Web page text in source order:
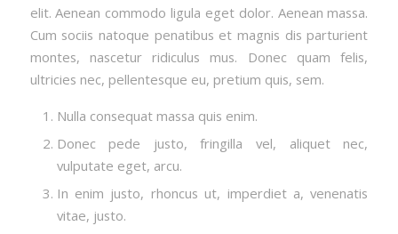
elit. Aenean commodo ligula eget dolor. Aenean massa.
Cum sociis natoque penatibus et magnis dis parturient
montes, nascetur ridiculus mus. Donec quam felis,
ultricies nec, pellentesque eu, pretium quis, sem.
Nulla consequat massa quis enim.
Donec pede justo, fringilla vel, aliquet nec,
vulputate eget, arcu.
In enim justo, rhoncus ut, imperdiet a, venenatis
vitae, justo.